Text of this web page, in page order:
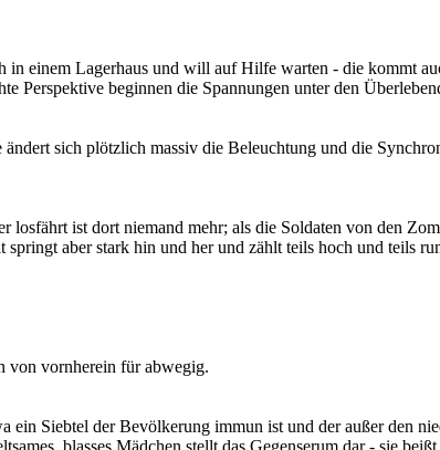
einem Lagerhaus und will auf Hilfe warten - die kommt
Perspektive beginnen die Spannungen unter den
sich plötzlich massiv die Beleuchtung und die
ist dort niemand mehr; als die Soldaten von den
aber stark hin und her und zählt teils hoch und teils
von vornherein für abwegig.
Siebtel der Bevölkerung immun ist und der außer den
blasses Mädchen stellt das Gegenserum dar - sie